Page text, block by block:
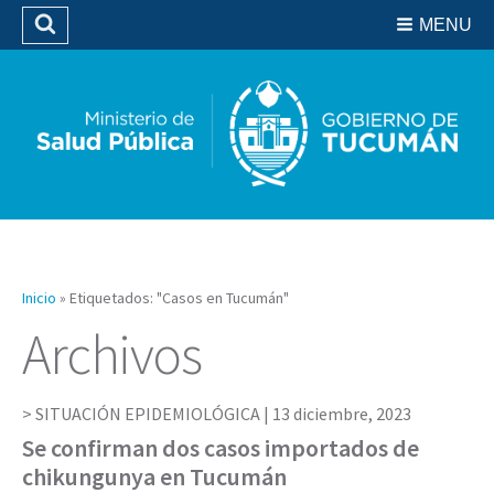
Biblioteca
MENU
Buscar
Inicio » Etiquetados: "Casos en Tucumán"
Archivos
SITUACIÓN EPIDEMIOLÓGICA | 13 diciembre, 2023
Se confirman dos casos importados de
chikungunya en Tucumán